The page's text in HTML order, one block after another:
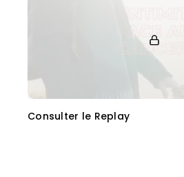
Consulter le Replay